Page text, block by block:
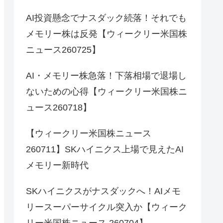
AI投資懸念でナスダック続落！それでも
メモリー株は反発【ウィークリー米国株
ニュース260725】
AI・メモリー株急落！下落相場で退場し
ないための心得【ウィークリー米国株ニ
ュース260718】
【ウィークリー米国株ニュース
260711】SKハイニクス上場で見えたAI
メモリー新時代
SKハイニクスがナスダックへ！AIメモ
リースーパーサイクル突入か【ウィーク